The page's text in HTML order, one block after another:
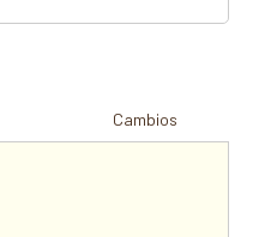
Cambios